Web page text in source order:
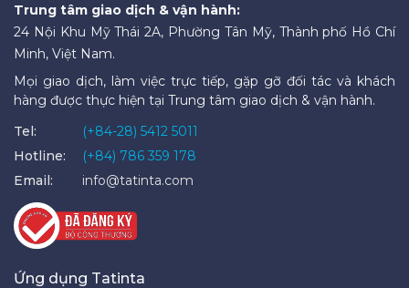
Trung tâm giao dịch & vận hành:
24 Nội Khu Mỹ Thái 2A, Phường Tân Mỹ, Thành phố Hồ Chí
Minh, Việt Nam.
Mọi giao dịch, làm việc trực tiếp, gặp gỡ đối tác và khách
hàng được thực hiện tại Trung tâm giao dịch & vận hành.
Tel:
(+84-28) 5412 5011
Hotline:
(+84) 786 359 178
Email:
info@tatinta.com
Ứng dụng Tatinta